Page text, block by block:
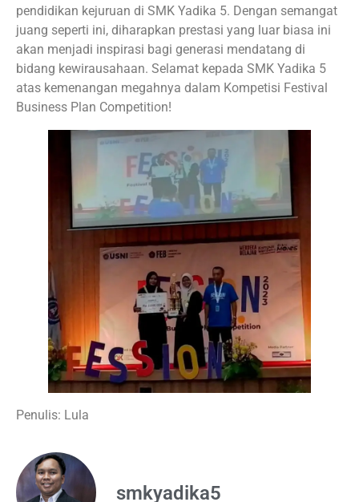
pendidikan kejuruan di SMK Yadika 5. Dengan semangat
juang seperti ini, diharapkan prestasi yang luar biasa ini
akan menjadi inspirasi bagi generasi mendatang di
bidang kewirausahaan. Selamat kepada SMK Yadika 5
atas kemenangan megahnya dalam Kompetisi Festival
Business Plan Competition!
Penulis: Lula
smkyadika5